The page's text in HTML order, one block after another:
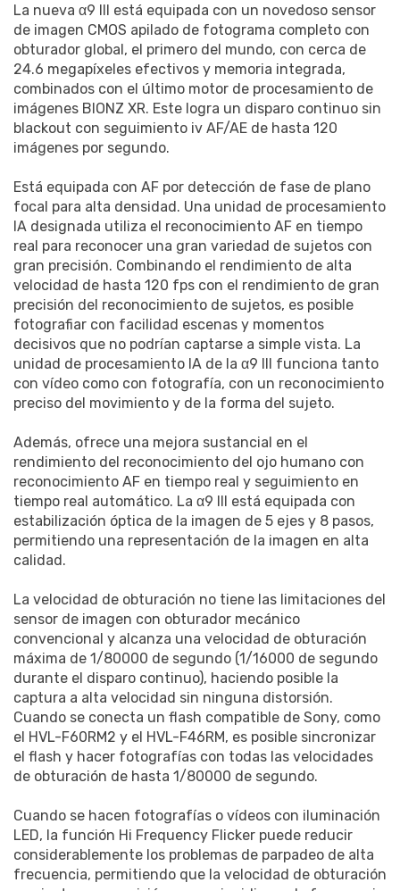
La nueva α9 III está equipada con un novedoso sensor
de imagen CMOS apilado de fotograma completo con
obturador global, el primero del mundo, con cerca de
24.6 megapíxeles efectivos y memoria integrada,
combinados con el último motor de procesamiento de
imágenes BIONZ XR. Este logra un disparo continuo sin
blackout con seguimiento iv AF/AE de hasta 120
imágenes por segundo.
Está equipada con AF por detección de fase de plano
focal para alta densidad. Una unidad de procesamiento
IA designada utiliza el reconocimiento AF en tiempo
real para reconocer una gran variedad de sujetos con
gran precisión. Combinando el rendimiento de alta
velocidad de hasta 120 fps con el rendimiento de gran
precisión del reconocimiento de sujetos, es posible
fotografiar con facilidad escenas y momentos
decisivos que no podrían captarse a simple vista. La
unidad de procesamiento IA de la α9 III funciona tanto
con vídeo como con fotografía, con un reconocimiento
preciso del movimiento y de la forma del sujeto.
Además, ofrece una mejora sustancial en el
rendimiento del reconocimiento del ojo humano con
reconocimiento AF en tiempo real y seguimiento en
tiempo real automático. La α9 III está equipada con
estabilización óptica de la imagen de 5 ejes y 8 pasos,
permitiendo una representación de la imagen en alta
calidad.
La velocidad de obturación no tiene las limitaciones del
sensor de imagen con obturador mecánico
convencional y alcanza una velocidad de obturación
máxima de 1/80000 de segundo (1/16000 de segundo
durante el disparo continuo), haciendo posible la
captura a alta velocidad sin ninguna distorsión.
Cuando se conecta un flash compatible de Sony, como
el HVL-F60RM2 y el HVL-F46RM, es posible sincronizar
el flash y hacer fotografías con todas las velocidades
de obturación de hasta 1/80000 de segundo.
Cuando se hacen fotografías o vídeos con iluminación
LED, la función Hi Frequency Flicker puede reducir
considerablemente los problemas de parpadeo de alta
frecuencia, permitiendo que la velocidad de obturación